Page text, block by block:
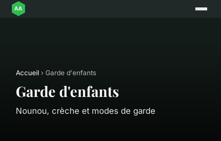
Accueil › Garde d'enfants
Garde d'enfants
Nounou, crèche et modes de garde